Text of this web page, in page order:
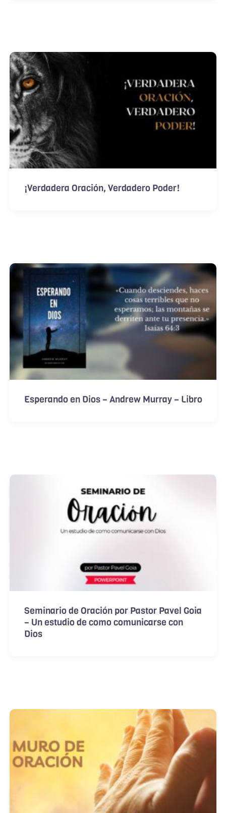
¡Verdadera Oración, Verdadero Poder!
Esperando en Dios – Andrew Murray – Libro
Seminario de Oración por Pastor Pavel Goia
– Un estudio de como comunicarse con
Dios